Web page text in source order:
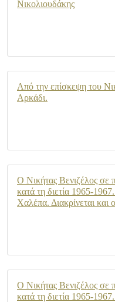
Νικολιουδάκης
Από την επίσκεψη του
Αρκάδι.
Ο Νικήτας Βενιζέλος σε
κατά τη διετία 1965-
Χαλέπα. Διακρίνεται και
Ο Νικήτας Βενιζέλος σε
κατά τη διετία 1965-